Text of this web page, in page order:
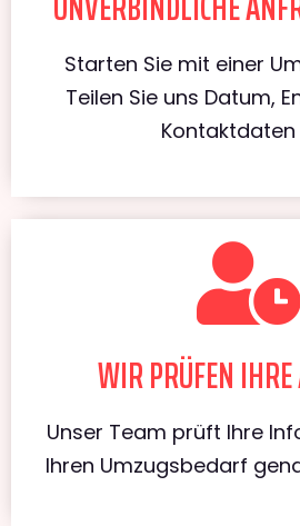
Starten Sie mit einer
Teilen Sie uns Datum,
Kontaktdaten
WIR PRÜFEN
Unser Team prüft Ihre
Ihren Umzugsbedarf